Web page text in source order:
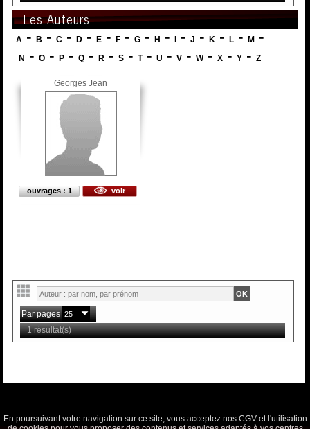
Les Auteurs
A - B - C- D- E- F- G- H - - J - K - L- M-
N -O -P -Q -R -S -T-U -V -W-X -Y -Z
Georges Jean
ouvrages : 1 voir
Par pages
1 résultat(s)
En poursuivant votre navigation sur ce site, vous acceptez nos CGV et l'utilisation